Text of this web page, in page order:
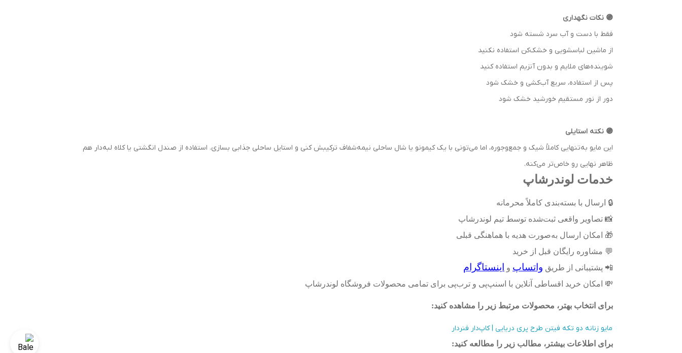
🟣 نکات نگهداری
فقط با دست و آب سرد شسته شود
از ماشین لباسشویی و خشک‌کن استفاده نکنید
شوینده‌های ملایم و بدون آنزیم استفاده کنید
پس از استفاده، سریع آب‌کشی و خشک شود
دور از نور مستقیم خورشید خشک شود
🟣 نکته استایلی
این مایو به‌تنهایی کاملاً شیک و جمع‌وجوره، اما می‌تونی با یک کیمونو یا شال ساحلی نیمه‌شفاف ترکیبش کنی و استایل ساحلی جذابی بسازی. استفاده از صندل‌ انگشتی یا کلاه لبه‌دار هم
ظاهر نهایی رو خاص‌تر می‌کنه.
خدمات لوندرشاپ
🔒 ارسال با بسته‌بندی کاملاً محرمانه
📸 تصاویر واقعی ثبت‌شده توسط تیم لوندرشاپ
🎁 امکان ارسال به‌صورت هدیه با هماهنگی قبلی
💬 مشاوره رایگان قبل از خرید
📲 پشتیبانی از طریق واتساپ و اینستاگرام
💸 امکان خرید اقساطی آنلاین با اسنپ‌پی و ترب‌پی برای تمامی محصولات فروشگاه لوندرشاپ
برای انتخاب بهتر، محصولات مرتبط زیر را مشاهده کنید:
مایو زنانه دو تکه فیتن طرح پری دریایی | کاپ‌دار فنردار
برای اطلاعات بیشتر، مطالب زیر را مطالعه کنید: